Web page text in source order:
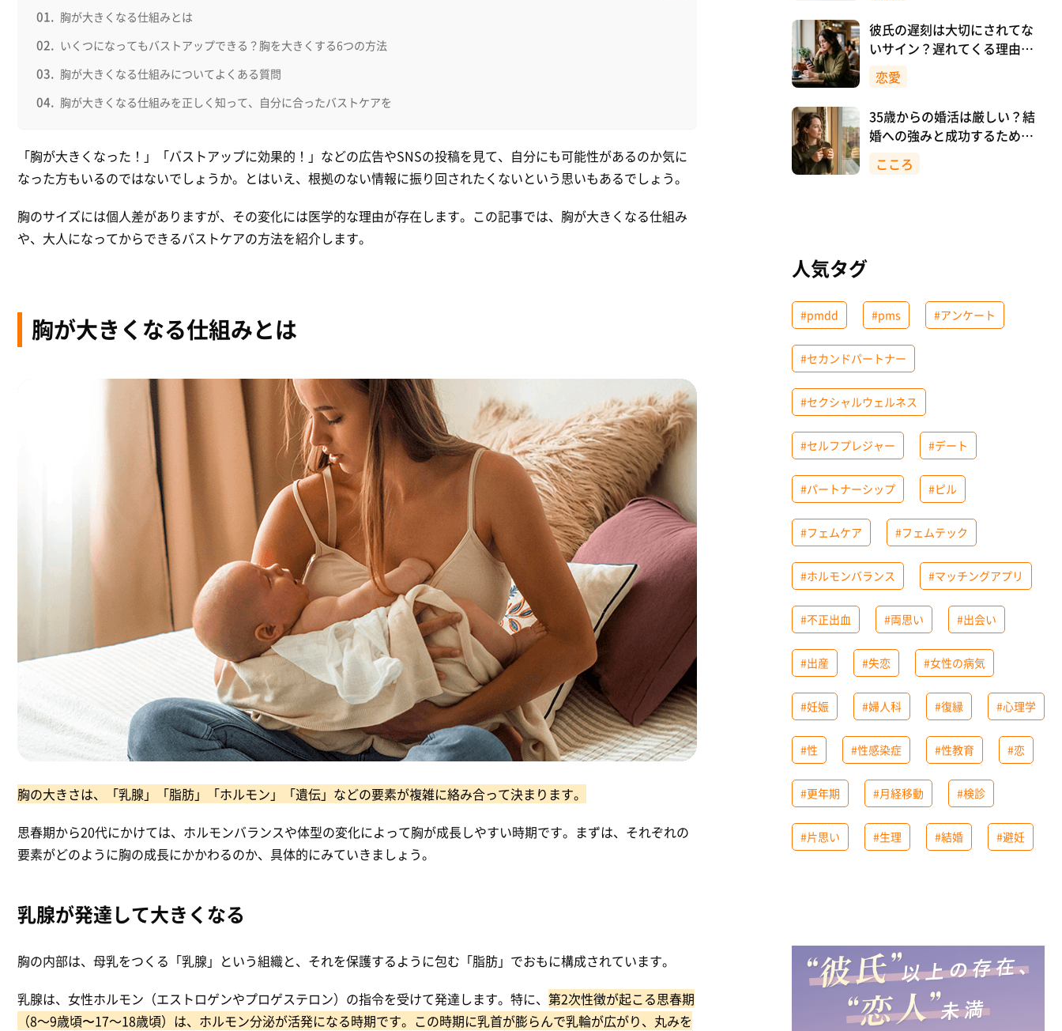
胸が大きくなる仕組みとは
いくつになってもバストアップできる？胸を大きくする6つの方法
胸が大きくなる仕組みについてよくある質問
胸が大きくなる仕組みを正しく知って、自分に合ったバストケアを
「胸が大きくなった！」「バストアップに効果的！」などの広告やSNSの投稿を見て、自分にも可能性があるのか気に
なった方もいるのではないでしょうか。とはいえ、根拠のない情報に振り回されたくないという思いもあるでしょう。
胸のサイズには個人差がありますが、その変化には医学的な理由が存在します。この記事では、胸が大きくなる仕組み
や、大人になってからできるバストケアの方法を紹介します。
胸が大きくなる仕組みとは
胸の大きさは、「乳腺」「脂肪」「ホルモン」「遺伝」などの要素が複雑に絡み合って決まります。
思春期から20代にかけては、ホルモンバランスや体型の変化によって胸が成長しやすい時期です。まずは、それぞれの
要素がどのように胸の成長にかかわるのか、具体的にみていきましょう。
乳腺が発達して大きくなる
胸の内部は、母乳をつくる「乳腺」という組織と、それを保護するように包む「脂肪」でおもに構成されています。
乳腺は、女性ホルモン（エストロゲンやプロゲステロン）の指令を受けて発達します。特に、 第2次性徴が起こる思春期
（8～9歳頃〜17～18歳頃）は、ホルモン分泌が活発になる時期です。この時期に乳首が膨らんで乳輪が広がり、丸みを
彼氏の遅刻は大切にされてな
いサイン？遅れてくる理由と
対処法
恋愛
35歳からの婚活は厳しい？結
婚への強みと成功するために
意識したいこと
こころ
人気タグ
#pmdd #pms #アンケート
#セカンドパートナー
#セクシャルウェルネス
#セルフプレジャー #デート
#パートナーシップ #ピル
#フェムケア #フェムテック
#ホルモンバランス #マッチングアプリ
#不正出血 #両思い #出会い
#出産 #失恋 #女性の病気
#妊娠 #婦人科 #復縁 #心理学
#性 #性感染症 #性教育 #恋
#更年期 #月経移動 #検診
#片思い #生理 #結婚 #避妊